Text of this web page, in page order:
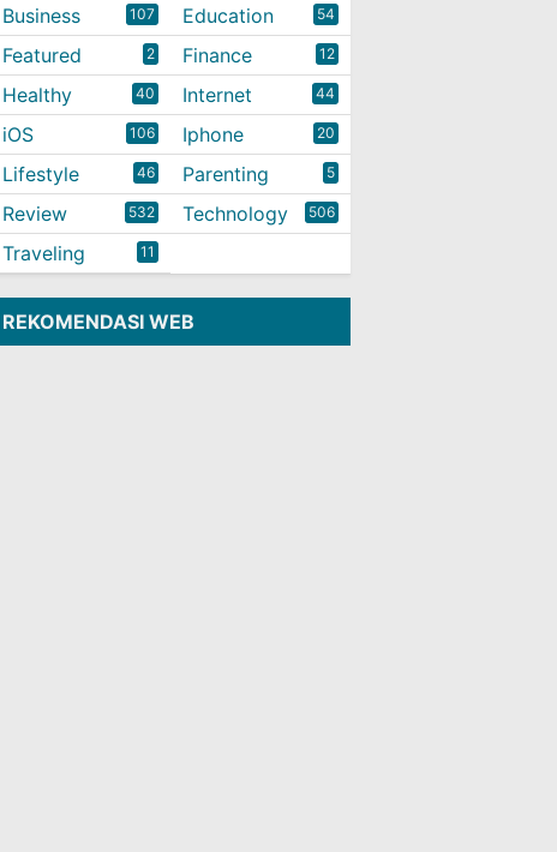
Business 107 Education 54
Featured 2 Finance 12
Healthy 40 Internet 44
iOS 106 Iphone 20
Lifestyle 46 Parenting 5
Review 532 Technology 506
Traveling 11
REKOMENDASI WEB